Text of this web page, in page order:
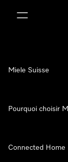
Miele Suisse
Pourquoi choisir
Connected Home